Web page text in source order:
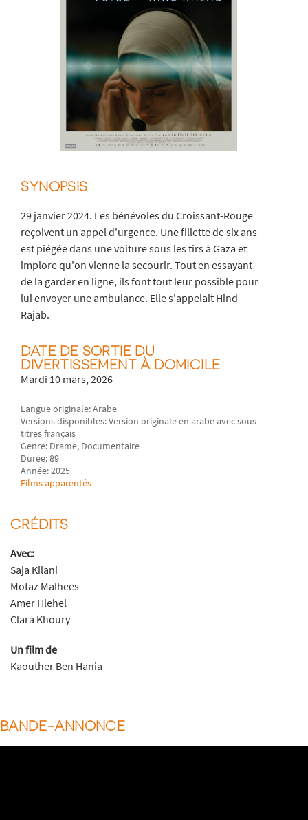
SYNOPSIS
29 janvier 2024. Les bénévoles du Croissant-Rouge
reçoivent un appel d'urgence. Une fillette de six ans
est piégée dans une voiture sous les tirs à Gaza et
implore qu'on vienne la secourir. Tout en essayant
de la garder en ligne, ils font tout leur possible pour
lui envoyer une ambulance. Elle s'appelait Hind
Rajab.
DATE DE SORTIE DU
DIVERTISSEMENT À DOMICILE
Mardi 10 mars, 2026
Langue originale: Arabe
Versions disponibles: Version originale en arabe avec sous-
titres français
Genre: Drame, Documentaire
Durée: 89
Année: 2025
Films apparentés
CRÉDITS
Avec:
Saja Kilani
Motaz Malhees
Amer Hlehel
Clara Khoury
Un film de
Kaouther Ben Hania
BANDE-ANNONCE